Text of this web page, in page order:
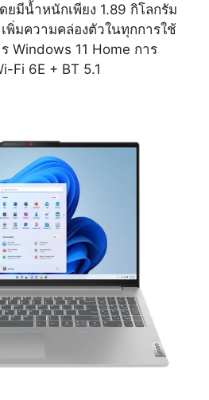
ยมีน้ำหนักเพียง 1.89 กิโลกรัม
พิ่มความคล่องตัวในทุกการใช้
Windows 11 Home การ
Fi 6E + BT 5.1